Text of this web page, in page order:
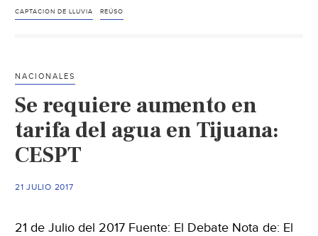
agua
desde
tu
CAPTACION DE LLUVIA REÚSO
NACIONALES
Se requiere aumento en
tarifa del agua en Tijuana:
CESPT
21 JULIO 2017
21 de Julio del 2017 Fuente: El Debate Nota de: El